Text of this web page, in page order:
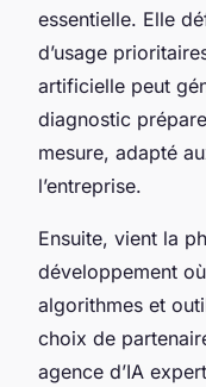
essentielle. Elle
d’usage
artificielle peut
diagnostic
mesure, adapté
l’entreprise.
Ensuite, vient la
développement
algorithmes et
choix de
agence d’IA